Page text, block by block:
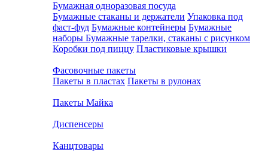
Бумажная одноразовая посуда
Бумажные стаканы и держатели Упаковка под
фаст-фуд Бумажные контейнеры Бумажные
наборы Бумажные тарелки, стаканы с рисунком
Коробки под пиццу Пластиковые крышки
Фасовочные пакеты
Пакеты в пластах Пакеты в рулонах
Пакеты Майка
Диспенсеры
Канцтовары